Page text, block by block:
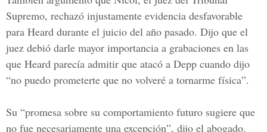
Supremo, rechazó injustamente evidencia desfavorable
para Heard durante el juicio del año pasado. Dijo que el
juez debió darle mayor importancia a grabaciones en las
que Heard parecía admitir que atacó a Depp cuando dijo
“no puedo prometerte que no volveré a tornarme física”.
Su “promesa sobre su comportamiento futuro sugiere que
no fue necesariamente una excepción”, dijo el abogado.